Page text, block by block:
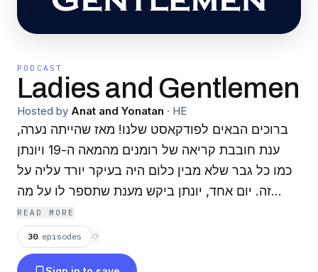
PODCAST
Ladies and Gentlemen
Hosted by Anat and Yonatan · HE
ברוכים הבאים לפודקאסט שלנו! מאז שהייתה נערה,
ענת חובבת קריאה של רומנים מהמאה ה-19 ויונתן
כמו כל גבר שלא מבין כלום היה בעיקר יורד עליה על
זה. יום אחד, יונתן ביקש מענת שתספר לו על מה
הספר שהיא קוראת והאופן המרתק והשובה בו ענת
סיפרה את זה פשוט תפס אותו לגמרי. אחרי שנים
רבות שענת מספרת ליונתן את הספרים האלה (בעיקר
READ MORE
30 episodes ⟳